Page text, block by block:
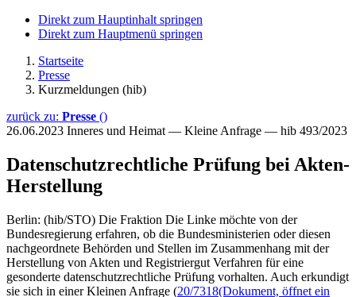
Direkt zum Hauptinhalt springen
Direkt zum Hauptmenü springen
Startseite
Presse
Kurzmeldungen (hib)
zurück zu: Presse ()
26.06.2023 Inneres und Heimat — Kleine Anfrage — hib 493/2023
Datenschutzrechtliche Prüfung bei Akten-
Herstellung
Berlin: (hib/STO) Die Fraktion Die Linke möchte von der
Bundesregierung erfahren, ob die Bundesministerien oder diesen
nachgeordnete Behörden und Stellen im Zusammenhang mit der
Herstellung von Akten und Registriergut Verfahren für eine
gesonderte datenschutzrechtliche Prüfung vorhalten. Auch erkundigt
sie sich in einer Kleinen Anfrage (20/7318(Dokument, öffnet ein